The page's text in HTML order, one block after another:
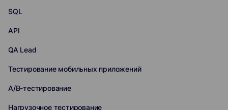
SQL
API
QA Lead
Тестирование мобильных приложений
A/B-тестирование
Нагрузочное тестирование